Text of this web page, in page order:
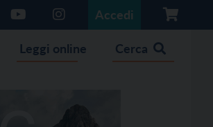
Accedi
Leggi online Cerca